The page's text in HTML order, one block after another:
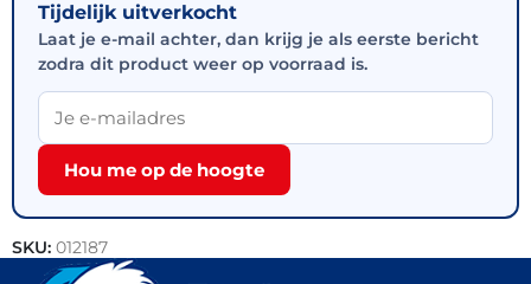
Tijdelijk uitverkocht
Laat je e-mail achter, dan krijg je als eerste bericht
zodra dit product weer op voorraad is.
Hou me op de hoogte
SKU: 012187
Categorieën:Maaltijden